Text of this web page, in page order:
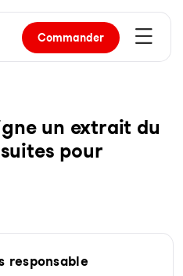
Commander
un ex­trait du
pour
responsable